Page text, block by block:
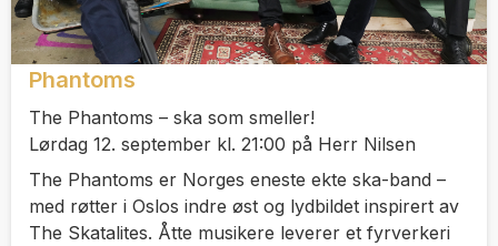
Phantoms
The Phantoms – ska som smeller!
Lørdag 12. september kl. 21:00 på Herr Nilsen
The Phantoms er Norges eneste ekte ska-band –
med røtter i Oslos indre øst og lydbildet inspirert av
The Skatalites. Åtte musikere leverer et fyrverkeri